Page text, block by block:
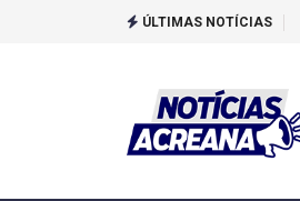
ÚLTIMAS NOTÍCIAS